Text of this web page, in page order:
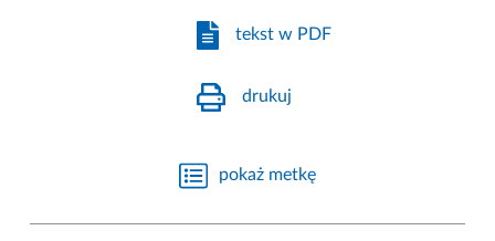
tekst w PDF
drukuj
pokaż metkę